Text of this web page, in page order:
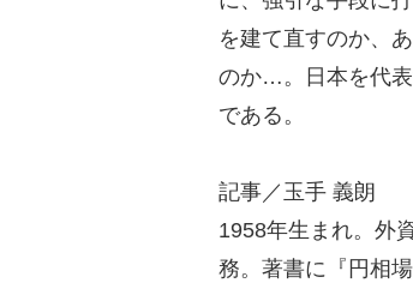
を建て直すのか、
のか…。日本を代
である。
記事／玉手 義朗
1958年生まれ。外
務。著書に『円相